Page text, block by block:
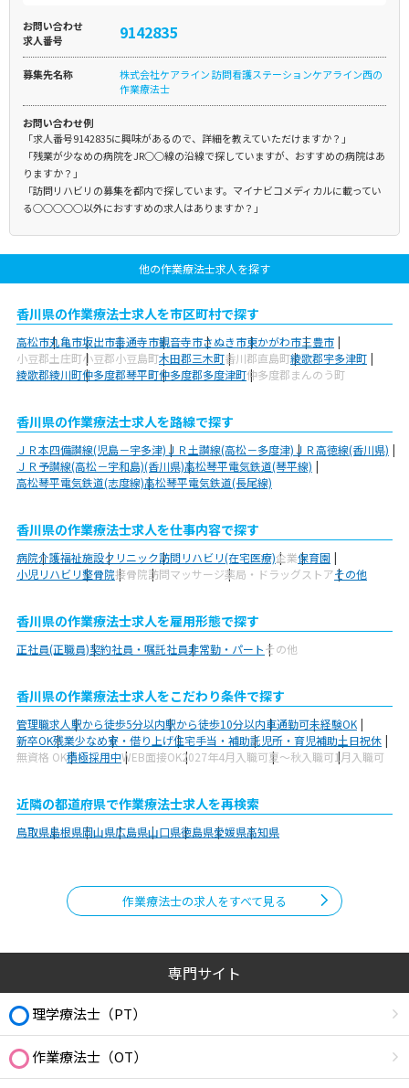
お問い合わせ
求人番号
9142835
募集先名称
株式会社ケアライン 訪問看護ステーションケアライン西の
作業療法士
お問い合わせ例
「求人番号9142835に興味があるので、詳細を教えていただけますか？」
「残業が少なめの病院をJR○○線の沿線で探していますが、おすすめの病院はあ
りますか？」
「訪問リハビリの募集を都内で探しています。マイナビコメディカルに載ってい
る○○○○○以外におすすめの求人はありますか？」
他の作業療法士求人を探す
香川県の作業療法士求人を市区町村で探す
高松市丸亀市坂出市善通寺市観音寺市さぬき市東かがわ市三豊市
小豆郡土庄町小豆郡小豆島町木田郡三木町香川郡直島町綾歌郡宇多津町
綾歌郡綾川町仲多度郡琴平町仲多度郡多度津町仲多度郡まんのう町
香川県の作業療法士求人を路線で探す
ＪＲ本四備讃線(児島－宇多津)ＪＲ土讃線(高松－多度津)ＪＲ高徳線(香川県)
ＪＲ予讃線(高松－宇和島)(香川県)高松琴平電気鉄道(琴平線)
高松琴平電気鉄道(志度線)高松琴平電気鉄道(長尾線)
香川県の作業療法士求人を仕事内容で探す
病院介護福祉施設クリニック訪問リハビリ(在宅医療)企業保育園
小児リハビリ整骨院接骨院訪問マッサージ薬局・ドラッグストアその他
香川県の作業療法士求人を雇用形態で探す
正社員(正職員)契約社員・嘱託社員非常勤・パートその他
香川県の作業療法士求人をこだわり条件で探す
管理職求人駅から徒歩5分以内駅から徒歩10分以内車通勤可未経験OK
新卒OK残業少なめ寮・借り上げ住宅手当・補助託児所・育児補助土日祝休
無資格 OK積極採用中WEB面接OK2027年4月入職可夏～秋入職可1月入職可
近隣の都道府県で作業療法士求人を再検索
鳥取県島根県岡山県広島県山口県徳島県愛媛県高知県
作業療法士の求人をすべて見る
専門サイト
理学療法士（PT）
作業療法士（OT）